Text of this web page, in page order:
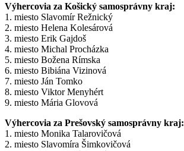
Výhercovia za Košický samosprávny kraj:
1. miesto Slavomír Režnický
2. miesto Helena Kolesárová
3. miesto Erik Gajdoš
4. miesto Michal Procházka
5. miesto Božena Rímska
6. miesto Bibiána Vizinová
7. miesto Ján Tomko
8. miesto Viktor Menyhért
9. miesto Mária Glovová
Výhercovia za Prešovský samosprávny kraj:
1. miesto Monika Talarovičová
2. miesto Slavomíra Šimkovičová